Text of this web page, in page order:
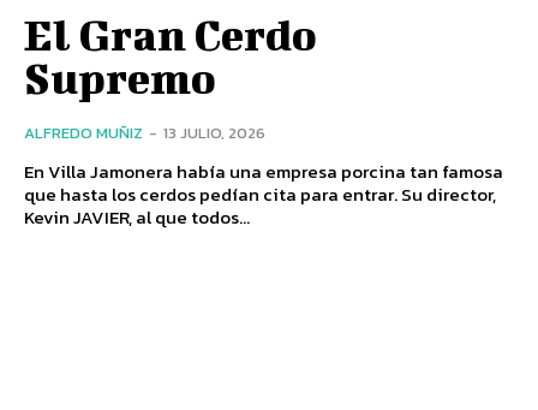
El Gran Cerdo
Supremo
ALFREDO MUÑIZ - 13 JULIO, 2026
En Villa Jamonera había una empresa porcina tan famosa
que hasta los cerdos pedían cita para entrar. Su director,
Kevin JAVIER, al que todos...